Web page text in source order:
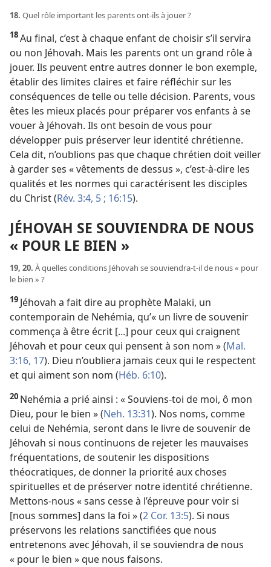
18. Quel rôle important les parents ont-ils à jouer ?
18Au final, c’est à chaque enfant de choisir s’il servira
ou non Jéhovah. Mais les parents ont un grand rôle à
jouer. Ils peuvent entre autres donner le bon exemple,
établir des limites claires et faire réfléchir sur les
conséquences de telle ou telle décision. Parents, vous
êtes les mieux placés pour préparer vos enfants à se
vouer à Jéhovah. Ils ont besoin de vous pour
développer puis préserver leur identité chrétienne.
Cela dit, n’oublions pas que chaque chrétien doit veiller
à garder ses « vêtements de dessus », c’est-à-dire les
qualités et les normes qui caractérisent les disciples
du Christ (Rév. 3:4, 5 ; 16:15).
JÉHOVAH SE SOUVIENDRA DE NOUS
« POUR LE BIEN »
19, 20. À quelles conditions Jéhovah se souviendra-t-il de nous « pour
le bien » ?
19 Jéhovah a fait dire au prophète Malaki, un
contemporain de Nehémia, qu’« un livre de souvenir
commença à être écrit [...] pour ceux qui craignent
Jéhovah et pour ceux qui pensent à son nom » (Mal.
3:16, 17). Dieu n’oubliera jamais ceux qui le respectent
et qui aiment son nom (Héb. 6:10).
20 Nehémia a prié ainsi : « Souviens-toi de moi, ô mon
Dieu, pour le bien » (Neh. 13:31). Nos noms, comme
celui de Nehémia, seront dans le livre de souvenir de
Jéhovah si nous continuons de rejeter les mauvaises
fréquentations, de soutenir les dispositions
théocratiques, de donner la priorité aux choses
spirituelles et de préserver notre identité chrétienne.
Mettons-nous « sans cesse à l’épreuve pour voir si
[nous sommes] dans la foi » (2 Cor. 13:5). Si nous
préservons les relations sanctifiées que nous
entretenons avec Jéhovah, il se souviendra de nous
« pour le bien » que nous faisons.